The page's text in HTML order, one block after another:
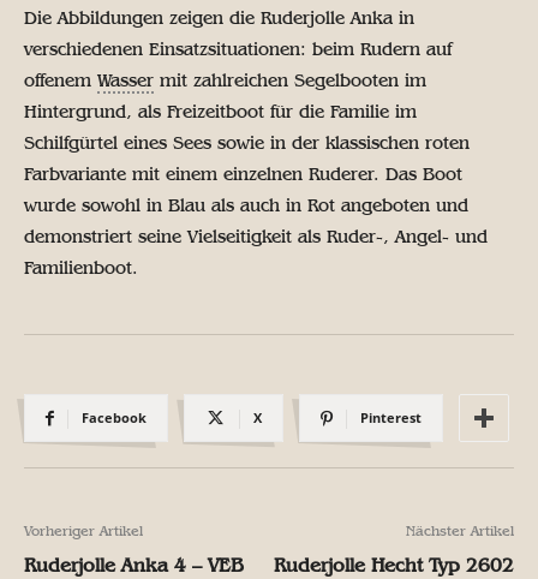
Die Abbildungen zeigen die Ruderjolle Anka in
verschiedenen Einsatzsituationen: beim Rudern auf
offenem Wasser mit zahlreichen Segelbooten im
Hintergrund, als Freizeitboot für die Familie im
Schilfgürtel eines Sees sowie in der klassischen roten
Farbvariante mit einem einzelnen Ruderer. Das Boot
wurde sowohl in Blau als auch in Rot angeboten und
demonstriert seine Vielseitigkeit als Ruder-, Angel- und
Familienboot.
Facebook X Pinterest
Vorheriger Artikel
Ruderjolle Anka 4 – VEB
Nächster Artikel
Ruderjolle Hecht Typ 2602